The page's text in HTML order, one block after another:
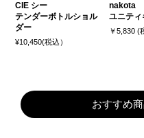
CIE シー
テンダーボトルショル
ダー
¥10,450(税込）
nakota
ユニテ
￥5,830 (
おすすめ